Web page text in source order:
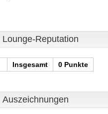
Lounge-Reputation
Insgesamt 0 Punkte
Auszeichnungen